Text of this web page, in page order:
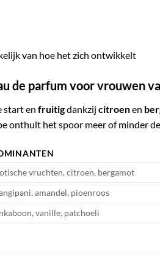
van hoe het zich ontwikkelt
de parfum voor vrouwen
start en fruitigdankzij citroenen
onthult het spoor meer of minder
vruchten, citroen, bergamot
amandel, pioenroos
vanille, patchoeli